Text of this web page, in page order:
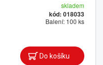
skladem
kód: 018033
Balení: 100 ks